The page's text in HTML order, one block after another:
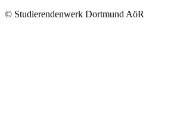
© Studierendenwerk Dortmund AöR